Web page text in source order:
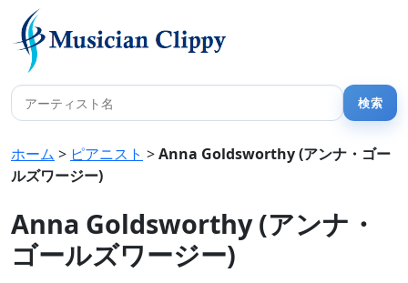
ホーム > ピアニスト >Anna Goldsworthy (アンナ・ゴー
ルズワージー)
Anna Goldsworthy (アンナ・
ゴールズワージー)